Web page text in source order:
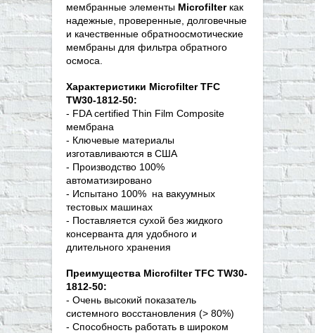
мембранные элементы Microfilter как
надежные, проверенные, долговечные
и качественные обратноосмотические
мембраны для фильтра обратного
осмоса.
Характеристики Microfilter TFC
TW30-1812-50:
- FDA certified Thin Film Composite
мембрана
- Ключевые материалы
изготавливаются в США
- Производство 100%
автоматизировано
- Испытано 100% на вакуумных
тестовых машинах
- Поставляется сухой без жидкого
консерванта для удобного и
длительного хранения
Преимущества Microfilter TFC TW30-
1812-50:
- Очень высокий показатель
системного восстановления (> 80%)
- Способность работать в широком